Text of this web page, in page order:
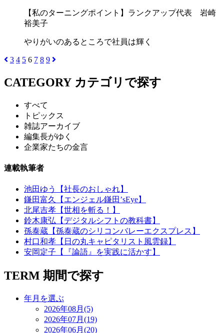
【私のターニングポイント】ランクアップ代表 岩崎
裕美子
やりがいのあるところで社員は輝く
3 4 5 6 7 8 9
CATEGORY カテゴリで探す
すべて
トピックス
雑誌アーカイブ
編集長がゆく
企業家たちの金言
連載執筆者
池田ゆう【社長のおしゃれ】
鎌田富久【エンジェル鎌田’sEye】
北尾吉孝【世相を斬る！】
鈴木康弘【デジタルシフトの教科書】
孫泰蔵【孫泰蔵のシリコンバレーエクスプレス】
村口和孝【日の丸キャピタリスト風雲録】
安岡定子【『論語』を実践に活かす】
TERM 期間で探す
年月を選ぶ
2026年08月(5)
2026年07月(19)
2026年06月(20)